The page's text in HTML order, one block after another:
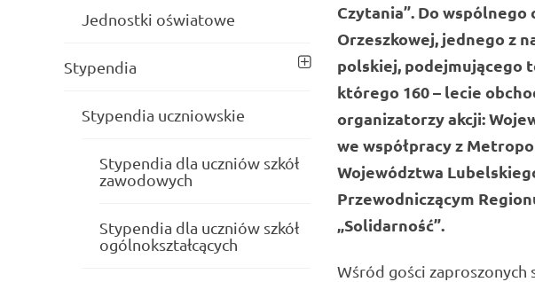
Czytania”. Do wspólnego
Orzeszkowej, jednego z
polskiej, podejmującego
którego 160 – lecie
organizatorzy akcji:
we współpracy z
Województwa
Przewodniczącym
„Solidarność”.
Wśród gości zaproszonych
Jednostki oświatowe
Stypendia
Stypendia uczniowskie
Stypendia dla uczniów szkół
zawodowych
Stypendia dla uczniów szkół
ogólnokształcących